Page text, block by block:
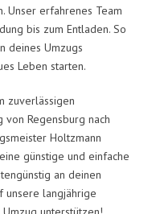
Unser erfahrenes Team
bis zum Entladen. So
deines Umzugs
Leben starten.
zuverlässigen
Regensburg nach
Holtzmann
günstige und einfache
an deinen
unsere langjährige